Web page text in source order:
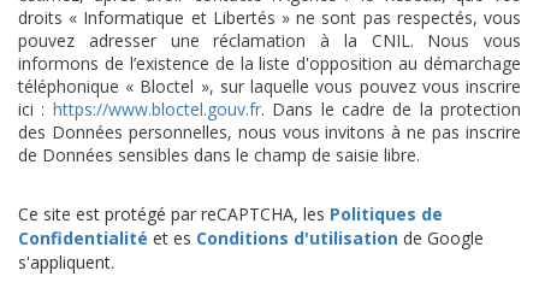
droits « Informatique et Libertés » ne sont pas respectés, vous
pouvez adresser une réclamation à la CNIL. Nous vous
informons de l’existence de la liste d'opposition au démarchage
téléphonique « Bloctel », sur laquelle vous pouvez vous inscrire
ici : https://www.bloctel.gouv.fr. Dans le cadre de la protection
des Données personnelles, nous vous invitons à ne pas inscrire
de Données sensibles dans le champ de saisie libre.
Ce site est protégé par reCAPTCHA, les Politiques de
Confidentialité et es Conditions d'utilisation de Google
s'appliquent.